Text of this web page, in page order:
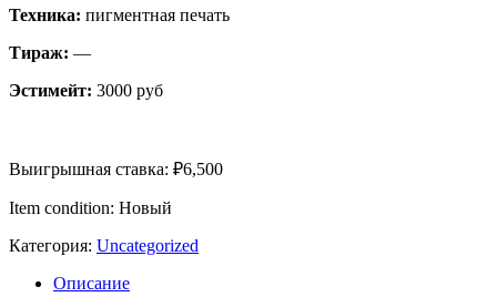
Техника: пигментная печать
Тираж: —
Эстимейт: 3000 руб
Выигрышная ставка: ₽6,500
Item condition: Новый
Категория: Uncategorized
Описание